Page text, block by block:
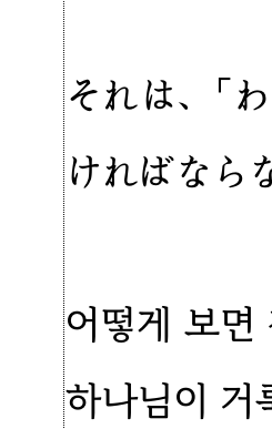
それは、「
ければなら
어떻게 보
하나님이 거